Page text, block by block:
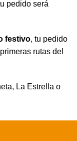
pedido será
festivo, tu pedido
rutas del
La Estrella o